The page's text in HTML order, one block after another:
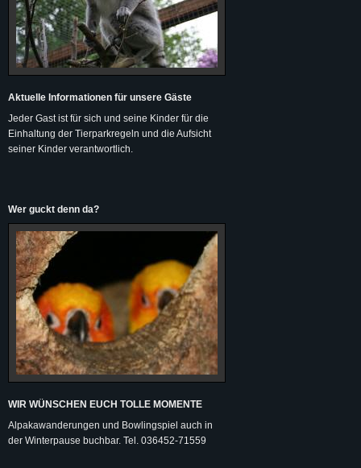
Aktuelle Informationen für unsere Gäste
Jeder Gast ist für sich und seine Kinder für die
Einhaltung der Tierparkregeln und die Aufsicht
seiner Kinder verantwortlich.
Wer guckt denn da?
WIR WÜNSCHEN EUCH TOLLE MOMENTE
Alpakawanderungen und Bowlingspiel auch in
der Winterpause buchbar. Tel. 036452-71559